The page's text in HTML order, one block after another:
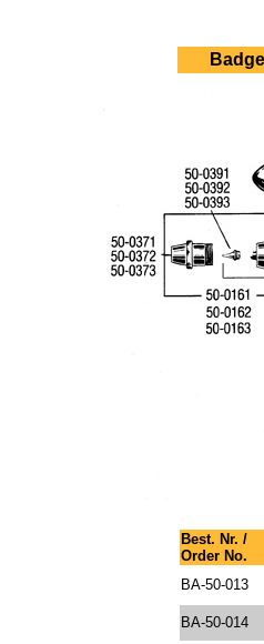
Best. Nr. /
Order No.
BA-50-013
BA-50-014